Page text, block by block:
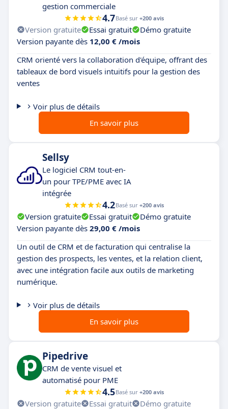
gestion commerciale
4.7Basé sur +200 avis
Version gratuite Essai gratuit
Démo gratuite
Version payante dès 12,00 € /mois
CRM orienté vers la collaboration d'équipe, offrant des
tableaux de bord visuels intuitifs pour la gestion des
ventes
Voir plus de détails
En savoir plus
Sellsy
Le logiciel CRM tout-en-
un pour TPE/PME avec IA
intégrée
4.2Basé sur +200 avis
Version gratuite Essai gratuit
Démo gratuite
Version payante dès 29,00 € /mois
Un outil de CRM et de facturation qui centralise la
gestion des prospects, les ventes, et la relation client,
avec une intégration facile aux outils de marketing
numérique.
Voir plus de détails
En savoir plus
Pipedrive
CRM de vente visuel et
automatisé pour PME
4.5Basé sur +200 avis
Version gratuite Essai gratuit
Démo gratuite